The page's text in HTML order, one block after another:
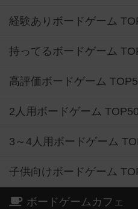
経験ありボードゲーム
持ってるボードゲーム
高評価ボードゲーム
2人用ボードゲーム TOP50
3～4人用ボードゲーム
子供向けボードゲーム
ボードゲームカフェ